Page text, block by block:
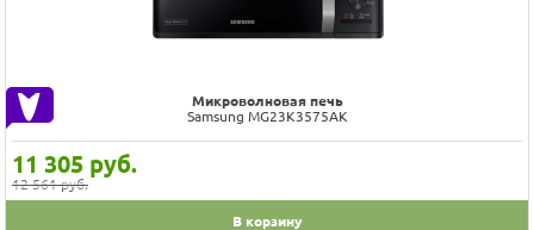
Микроволновая печь
Samsung MG23K3575AK
11 305 руб.
12 561 руб.
В корзину